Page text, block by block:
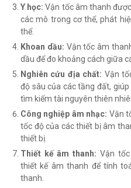
Y học: Vận tốc âm thanh
các mô trong cơ thể, phát
thể.
Khoan dầu: Vận tốc âm
dầu để đo khoảng cách giữa
Nghiên cứu địa chất: Vận
độ sâu của các tầng đất,
tìm kiếm tài nguyên thiên
Công nghiệp âm nhạc: Vận
tốc độ của các thiết bị âm
thiết bị.
Thiết kế âm thanh: Vận
thiết kế âm thanh để tính
thanh.